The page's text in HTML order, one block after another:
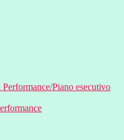
Performance/Piano esecutivo